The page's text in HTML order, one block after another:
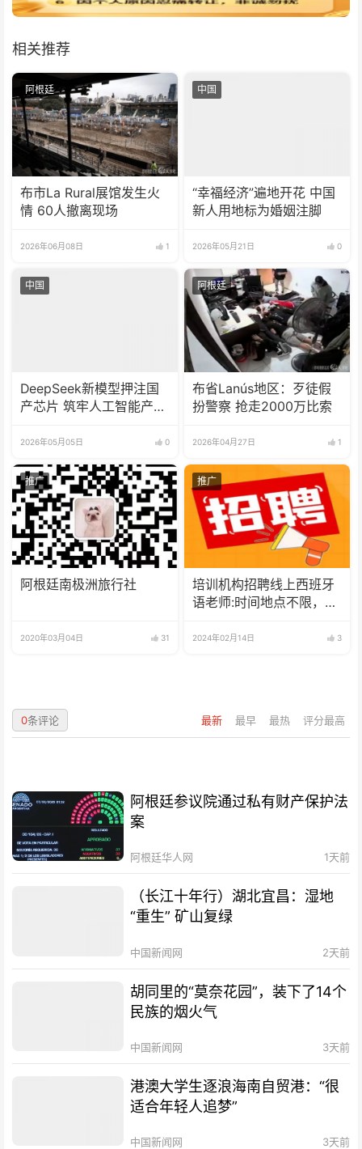
相关推荐
阿根廷
布市La Rural展馆发生火
情 60人撤离现场
2026年06月08日 1
中国
“幸福经济”遍地开花 中国
新人用地标为婚姻注脚
2026年05月21日 0
中国
DeepSeek新模型押注国
产芯片 筑牢人工智能产业
2026年05月05日 0
阿根廷
布省Lanús地区：歹徒假
扮警察 抢走2000万比索
2026年04月27日 1
推广
阿根廷南极洲旅行社
2020年03月04日 31
推广
培训机构招聘线上西班牙
语老师:时间地点不限，可
2024年02月14日 3
最新 最早 最热 评分最高
0条评论
阿根廷参议院通过私有财产保护法
案
阿根廷华人网 1天前
（长江十年行）湖北宜昌：湿地
“重生” 矿山复绿
中国新闻网 2天前
胡同里的“莫奈花园”，装下了14个
民族的烟火气
中国新闻网 3天前
港澳大学生逐浪海南自贸港：“很
适合年轻人追梦”
中国新闻网 3天前